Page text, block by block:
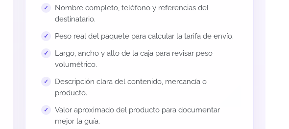
Nombre completo, teléfono y referencias del
destinatario.
Peso real del paquete para calcular la tarifa de envío.
Largo, ancho y alto de la caja para revisar peso
volumétrico.
Descripción clara del contenido, mercancía o
producto.
Valor aproximado del producto para documentar
mejor la guía.